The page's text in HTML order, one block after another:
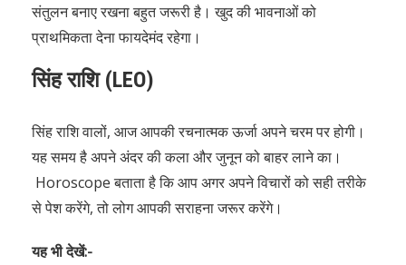
संतुलन बनाए रखना बहुत जरूरी है। खुद की भावनाओं को
प्राथमिकता देना फायदेमंद रहेगा।
सिंह राशि (LEO)
सिंह राशि वालों, आज आपकी रचनात्मक ऊर्जा अपने चरम पर होगी।
यह समय है अपने अंदर की कला और जुनून को बाहर लाने का।
Horoscope बताता है कि आप अगर अपने विचारों को सही तरीके
से पेश करेंगे, तो लोग आपकी सराहना जरूर करेंगे।
यह भी देखें:-